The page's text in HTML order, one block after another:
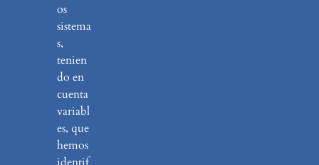
os
sistema
s,
tenien
do en
cuenta
variabl
es, que
hemos